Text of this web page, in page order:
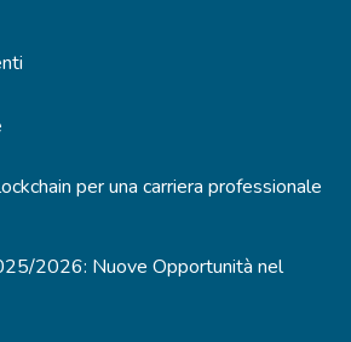
per una carriera professionale
2026: Nuove Opportunità nel